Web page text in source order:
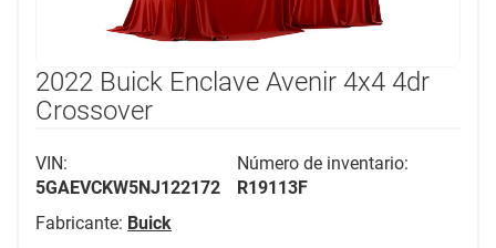
2022 Buick Enclave Avenir 4x4 4dr
Crossover
VIN:
5GAEVCKW5NJ122172
Número de inventario:
R19113F
Fabricante: Buick